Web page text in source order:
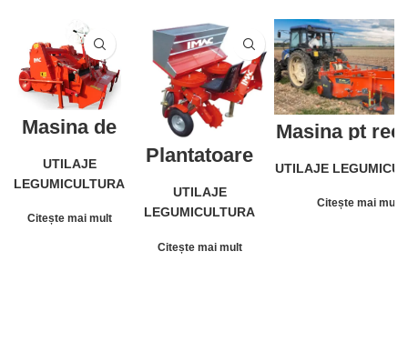
Masina de
rotativa cu
carcasă
posterioară
pentru
brazde
UTILAJE
LEGUMICULTURA
Citește mai mult
Plantatoare
pentru cartofi
întregi, taiati și
pregermati
IMAC PPS
UTILAJE
LEGUMICULTURA
Citește mai mult
Masina pt
ceapa SP
UTILAJE
Citește mai mult